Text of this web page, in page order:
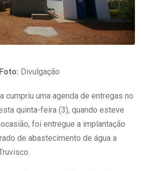
Foto: Divulgação
cumpriu uma agenda de entregas no
quinta-feira (3), quando esteve
foi entregue a implantação
de abastecimento de água a